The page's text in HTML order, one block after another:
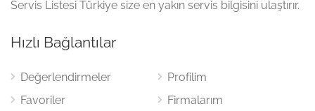
Servis Listesi Türkiye size en yakın servis bilgisini ulaştırır.
Hızlı Bağlantılar
Değerlendirmeler
Favoriler
Profilim
Firmalarım